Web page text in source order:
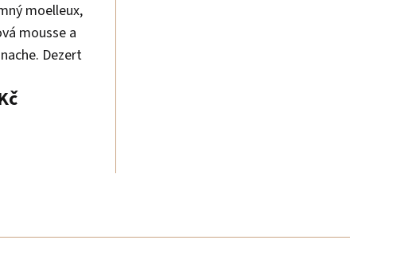
moelleux,
mousse a
Dezert
spojují v